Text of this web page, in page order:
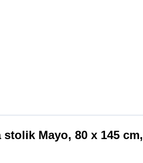
stolik Mayo, 80 x 145